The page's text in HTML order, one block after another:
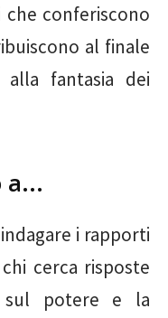
conferiscono
al finale
fantasia dei
a...
i rapporti
cerca risposte
sul potere e la